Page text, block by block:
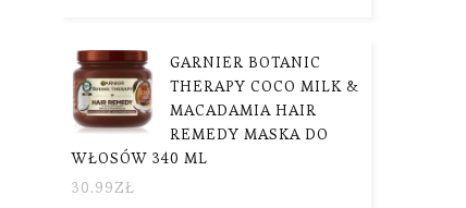
GARNIER BOTANIC
THERAPY COCO MILK &
MACADAMIA HAIR
REMEDY MASKA DO
WŁOSÓW 340 ML
30.99ZŁ